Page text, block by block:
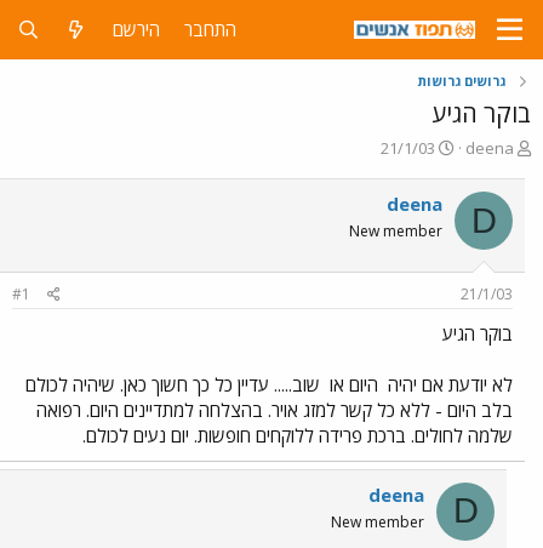
התחבר הירשם
גרושים גרושות
בוקר הגיע
פ
ח
ה
ו
ש
deena
פ
ס
ם
ת
21/1/03
D
deena
New member
21/1/03
#1
בוקר הגיע
לא יודעת אם יהיה היום או שוב..... עדיין כל כך חשוך כאן. שיהיה לכולם
בלב היום - ללא כל קשר למזג אויר. בהצלחה למתדיינים היום. רפואה
שלמה לחולים. ברכת פרידה ללוקחים חופשות. יום נעים לכולם.
D
deena
New member